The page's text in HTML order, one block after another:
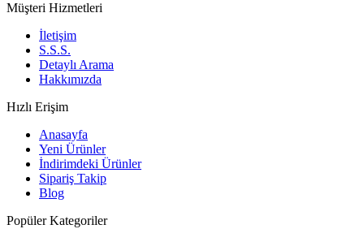
Müşteri Hizmetleri
İletişim
S.S.S.
Detaylı Arama
Hakkımızda
Hızlı Erişim
Anasayfa
Yeni Ürünler
İndirimdeki Ürünler
Sipariş Takip
Blog
Popüler Kategoriler